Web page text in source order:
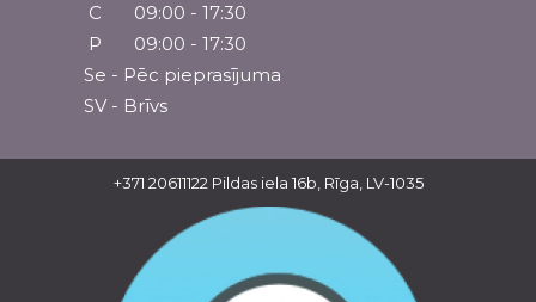
C
09:00 - 17:30
P
09:00 - 17:30
Se - Pēc pieprasījuma
SV - Brīvs
Rekvizīti
Juridiskā adrese: Pildas iela 16b, Rīga, LV-
+371 20611122 Pildas iela 16b, Rīga, LV-1035